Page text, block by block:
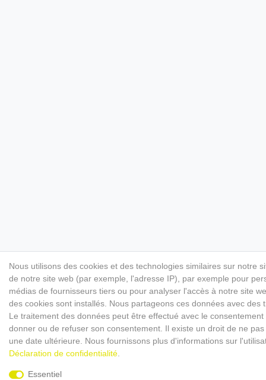
Nous utilisons des cookies et des technologies similaires sur notre
de notre site web (par exemple, l'adresse IP), par exemple pour
médias de fournisseurs tiers ou pour analyser l'accès à notre site
des cookies sont installés. Nous partageons ces données avec
Le traitement des données peut être effectué avec le
donner ou de refuser son consentement. Il existe un droit de ne
une date ultérieure. Nous fournissons plus d'informations sur
Déclaration de confidentialité
Essentiel